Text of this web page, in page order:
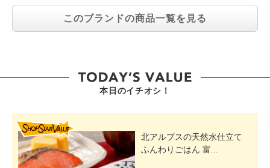
このブランドの商品一覧を見る
本日のイチオシ！
北アルプスの天然水仕立て
ふんわりごはん 富...